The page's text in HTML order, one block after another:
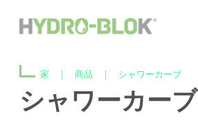
家 | 商品 | シャワーカーブ
シャワーカーブ